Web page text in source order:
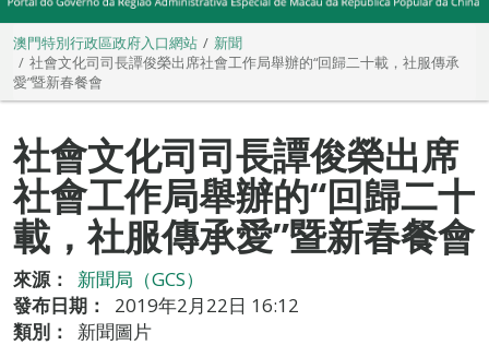
澳門特別行政區政府入口網站
新聞
社會文化司司長譚俊榮出席社會工作局舉辦的“回歸二十載，社服傳承
愛”暨新春餐會
社會文化司司長譚俊榮出席
社會工作局舉辦的“回歸二十
載，社服傳承愛”暨新春餐會
來源：
新聞局（GCS）
發布日期：
2019年2月22日 16:12
類別：
新聞圖片